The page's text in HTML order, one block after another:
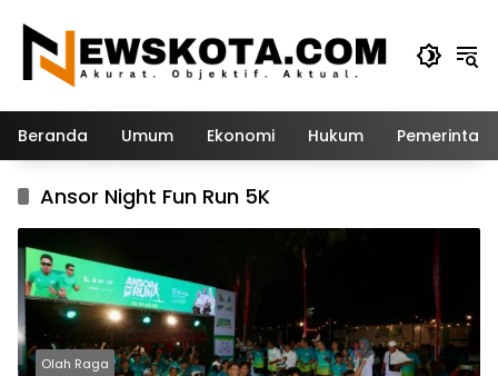
konten
Beranda Umum Ekonomi Hukum
Ansor Night Fun Run 5K
Olah Raga